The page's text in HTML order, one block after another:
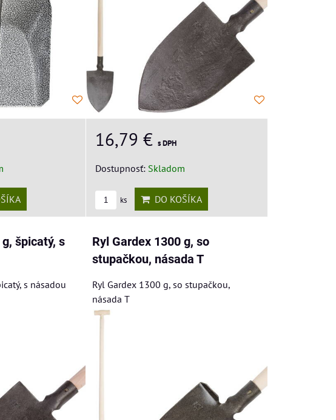
16,79 €s DPH
Dostupnosť: Skladom
ks DO KOŠÍKA
špicatý, s
s násadou
Ryl Gardex 1300 g, so
stupačkou, násada T
Ryl Gardex 1300 g, so stupačkou,
násada T